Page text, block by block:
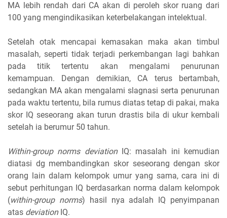
MA lebih rendah dari CA akan di peroleh skor ruang dari
100 yang mengindikasikan keterbelakangan intelektual.
Setelah otak mencapai kemasakan maka akan timbul
masalah, seperti tidak terjadi perkembangan lagi bahkan
pada titik tertentu akan mengalami penurunan
kemampuan. Dengan demikian, CA terus bertambah,
sedangkan MA akan mengalami slagnasi serta penurunan
pada waktu tertentu, bila rumus diatas tetap di pakai, maka
skor IQ seseorang akan turun drastis bila di ukur kembali
setelah ia berumur 50 tahun.
Within-group norms deviationIQ: masalah ini kemudian
diatasi dg membandingkan skor seseorang dengan skor
orang lain dalam kelompok umur yang sama, cara ini di
sebut perhitungan IQ berdasarkan norma dalam kelompok
(within-group norms) hasil nya adalah IQ penyimpanan
atas deviation IQ.